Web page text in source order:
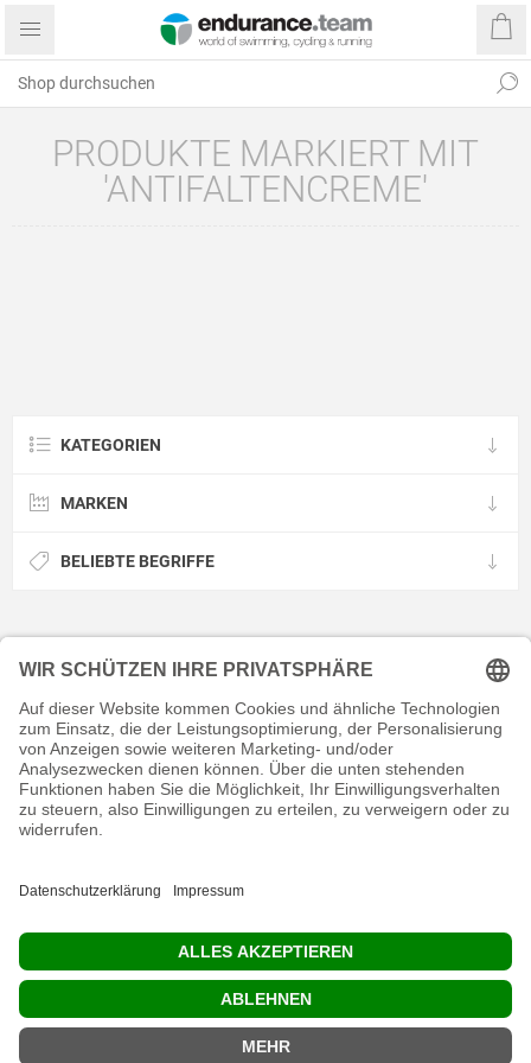
PRODUKTE MARKIERT MIT
'ANTIFALTENCREME'
KATEGORIEN
MARKEN
BELIEBTE BEGRIFFE
KONTAKT
RECHTLICHES
INFORMATIVES
MEIN KONTO